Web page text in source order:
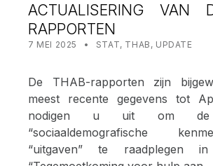
ACTUALISERING VAN
RAPPORTEN
POSTED ON:
7 MEI 2025 WRITTEN BY:
STAT IRISCARE
CATEGORIZED IN:
STAT, THAB , UPDATE
De THAB-rapporten zijn
meest recente gegevens tot
nodigen u uit om de
“sociaaldemografische
“uitgaven” te raadplegen